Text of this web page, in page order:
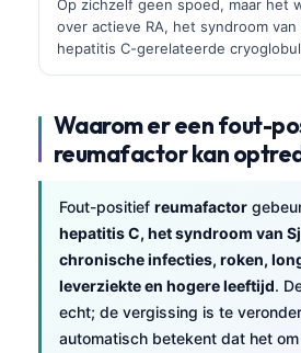
Op zichzelf geen spoed, maar het
over actieve RA, het syndroom
hepatitis C-gerelateerde
Waarom er een fout-
reumafactor kan
Fout-positief reumafactor
hepatitis C, het syndroom van
chronische infecties, roken,
leverziekte en hogere leeftijd.
echt; de vergissing is te
automatisch betekent dat het